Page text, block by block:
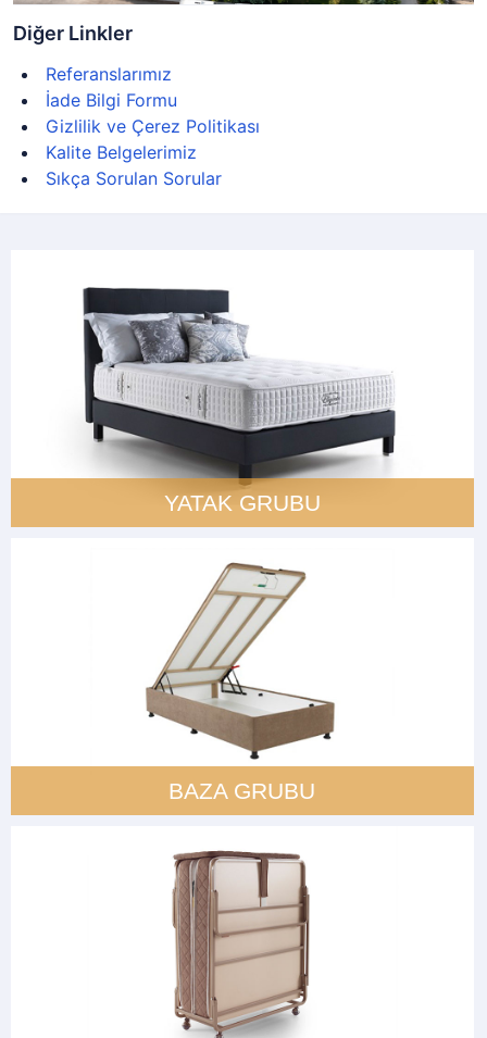
Diğer Linkler
Referanslarımız
İade Bilgi Formu
Gizlilik ve Çerez Politikası
Kalite Belgelerimiz
Sıkça Sorulan Sorular
YATAK GRUBU
BAZA GRUBU